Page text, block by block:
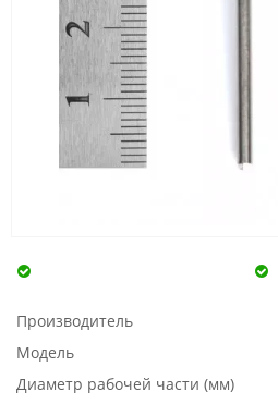
Производитель
Модель
Диаметр рабочей части (мм)